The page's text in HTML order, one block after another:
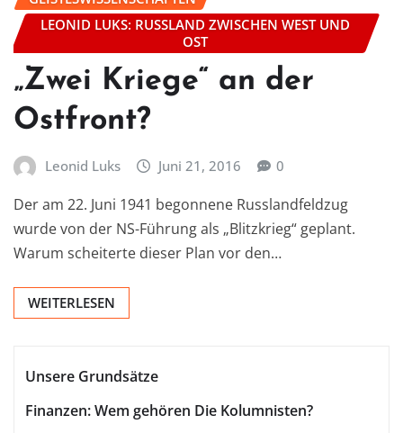
LEONID LUKS: RUSSLAND ZWISCHEN WEST UND
OST
„Zwei Kriege“ an der
Ostfront?
Leonid Luks Juni 21, 2016 0
Der am 22. Juni 1941 begonnene Russlandfeldzug
wurde von der NS-Führung als „Blitzkrieg“ geplant.
Warum scheiterte dieser Plan vor den…
WEITERLESEN
Unsere Grundsätze
Finanzen: Wem gehören Die Kolumnisten?